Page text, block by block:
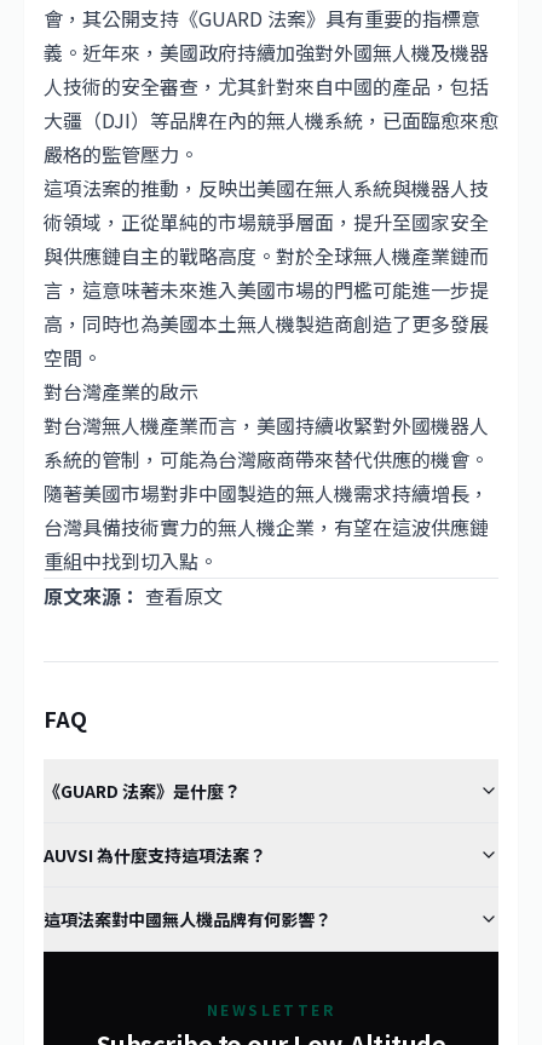
會，其公開支持《GUARD 法案》具有重要的指標意
義。近年來，美國政府持續加強對外國無人機及機器
人技術的安全審查，尤其針對來自中國的產品，包括
大疆（DJI）等品牌在內的無人機系統，已面臨愈來愈
嚴格的監管壓力。
這項法案的推動，反映出美國在無人系統與機器人技
術領域，正從單純的市場競爭層面，提升至國家安全
與供應鏈自主的戰略高度。對於全球無人機產業鏈而
言，這意味著未來進入美國市場的門檻可能進一步提
高，同時也為美國本土無人機製造商創造了更多發展
空間。
對台灣產業的啟示
對台灣無人機產業而言，美國持續收緊對外國機器人
系統的管制，可能為台灣廠商帶來替代供應的機會。
隨著美國市場對非中國製造的無人機需求持續增長，
台灣具備技術實力的無人機企業，有望在這波供應鏈
重組中找到切入點。
原文來源： 查看原文
FAQ
《GUARD 法案》是什麼？
AUVSI 為什麼支持這項法案？
這項法案對中國無人機品牌有何影響？
NEWSLETTER